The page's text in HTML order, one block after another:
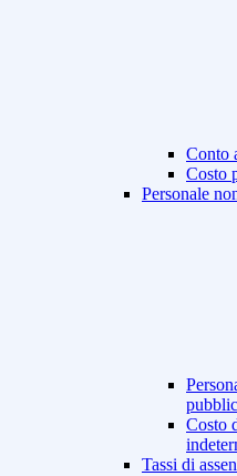
Conto
Costo
Personale
Costo
Tassi di